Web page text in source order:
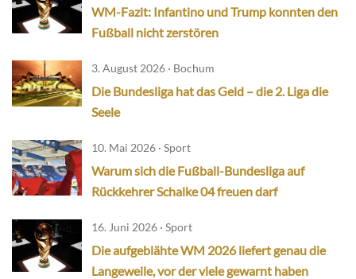
WM-Fazit: Infantino und Trump konnten den
Fußball nicht zerstören
3. August 2026 · Bochum
Die Bundesliga hat das Geld – die 2. Liga die
Seele
10. Mai 2026 · Sport
Warum sich die Fußball-Bundesliga auf
Rückkehrer Schalke 04 freuen darf
16. Juni 2026 · Sport
Die aufgeblähte WM 2026 liefert genau die
Langeweile, vor der viele gewarnt haben